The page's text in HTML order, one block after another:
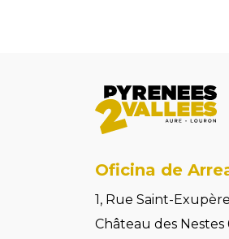
Oficina de
1, Rue Saint-Exupère
Château des Nestes